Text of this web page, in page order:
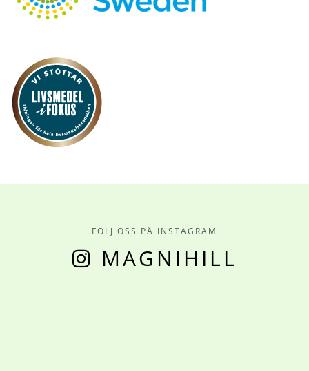
FÖLJ OSS PÅ INSTAGRAM
MAGNIHILL